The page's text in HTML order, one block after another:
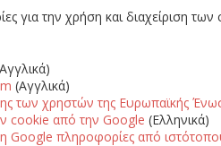
για την χρήση και διαχείριση των
(Αγγλικά)
των χρηστών της Ευρωπαϊκής
cookie από την Google (Ελληνικά)
Google πληροφορίες από